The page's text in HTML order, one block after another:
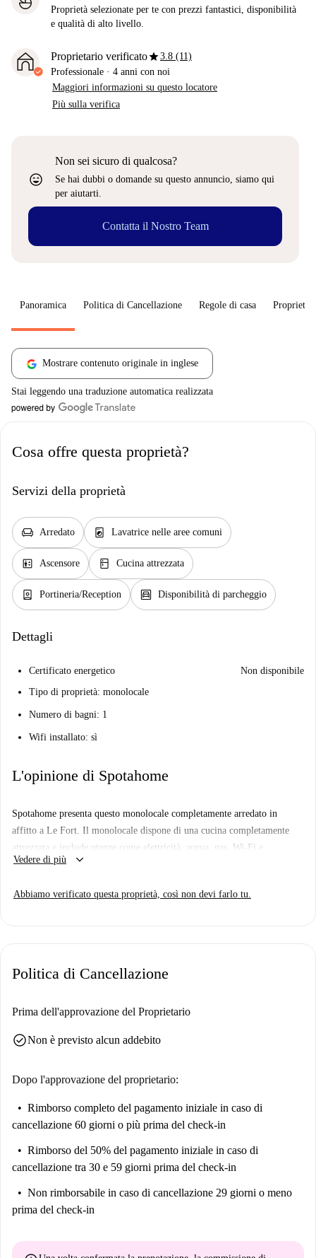
Proprietà selezionate per te con prezzi fantastici, disponibilità
e qualità di alto livello.
Proprietario verificatostar3.8 (11)
Professionale · 4 anni con noi
Maggiori informazioni su questo locatore
Più sulla verifica
sentiment_very_satisfied
Non sei sicuro di qualcosa?
Se hai dubbi o domande su questo annuncio, siamo qui
per aiutarti.
Contatta il Nostro Team
Panoramica Politica di Cancellazione Regole di casa
Mostrare contenuto originale in inglese
Stai leggendo una traduzione automatica realizzata
Cosa offre questa proprietà?
Servizi della proprietà
chair Arredato local_laundry_service Lavatrice nelle aree comuni
elevator Ascensore kitchen Cucina attrezzata
person_book Portineria/Reception garage Disponibilità di parcheggio
Dettagli
Certificato energetico
Non disponibile
Tipo di proprietà: monolocale
Numero di bagni: 1
Wifi installato: sì
L'opinione di Spotahome
Spotahome presenta questo monolocale completamente arredato in
affitto a Le Fort. Il monolocale dispone di una cucina completamente
attrezzata e include utenze come elettricità, acqua, gas, Wi-Fi e
riscaldamento. Coppie, famiglie, professionisti, studenti e studenti
ha verificato personalmente questo immobile, assicurandosi che soddisfi
Seine per le vostre esigenze di shopping. Tra i ristoranti figurano
Inoltre, attrazioni come Ventana, Fille À La Capuche e Fresque Galactic
Vedere di più keyboard_arrow_down
Abbiamo verificato questa proprietà, così non devi farlo tu.
Politica di Cancellazione
Prima dell'approvazione del Proprietario
check_circleNon è previsto alcun addebito
Dopo l'approvazione del proprietario:
Rimborso completo del pagamento iniziale in caso di
cancellazione 60 giorni o più prima del check-in
Rimborso del 50% del pagamento iniziale in caso di
cancellazione tra 30 e 59 giorni prima del check-in
Non rimborsabile in caso di cancellazione 29 giorni o meno
prima del check-in